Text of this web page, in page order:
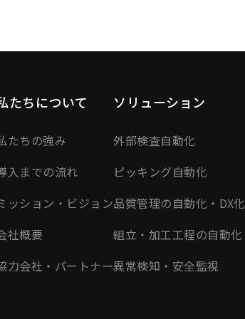
たちについて
たちの強み
入までの流れ
ッション・ビジョン
社概要
力会社・パートナー
ソリューション
外部検査自動化
ピッキング自動化
品質管理の自動化・DX化
組立・加工工程の自動化
異常検知・安全監視